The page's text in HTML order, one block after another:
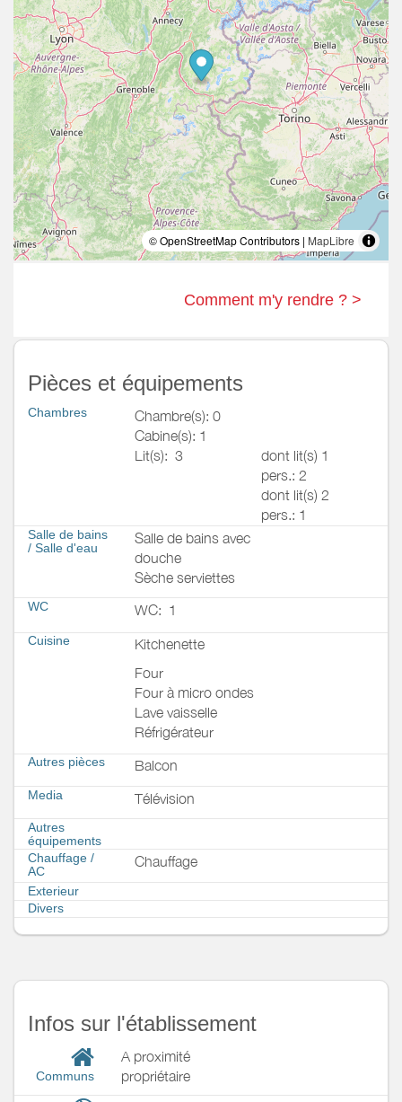
© OpenStreetMap Contributors | MapLibre
Comment m'y rendre ? >
Pièces et équipements
Chambres
Chambre(s): 0
Cabine(s): 1
Lit(s): 3
dont lit(s) 1
pers.: 2
dont lit(s) 2
pers.: 1
Salle de bains
/ Salle d'eau
Salle de bains avec
douche
Sèche serviettes
WC WC: 1
Cuisine
Kitchenette
Four
Four à micro ondes
Lave vaisselle
Réfrigérateur
Autres pièces Balcon
Media Télévision
Autres
équipements
Chauffage /
AC
Chauffage
Exterieur
Divers
Infos sur l'établissement
Communs
A proximité
propriétaire